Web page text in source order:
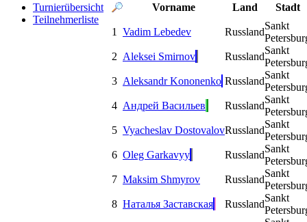
Turnierübersicht
Teilnehmerliste
Vorname
Land Stadt
1 Vadim Lebedev Russland
Sankt
2 Aleksei Smirnov Russland
Sankt
3 Aleksandr Kononenko Russland
Sankt
4 Андрей Васильев Russland
Sankt
5 Vyacheslav DostovalovRussland
Sankt
6 Oleg Garkavyy Russland
Sankt
7 Maksim Shmyrov Russland
Sankt
8 Наталья Заставская Russland
Sankt